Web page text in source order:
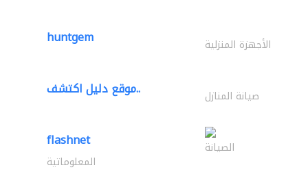
huntgem الأجهزة المنزلية
موقع دليل اكتشف.. صيانة المنازل
flashnet الصيانة
المعلوماتية